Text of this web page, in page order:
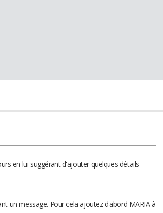
en lui suggérant d'ajouter quelques détails
un message. Pour cela ajoutez d'abord MARIA à